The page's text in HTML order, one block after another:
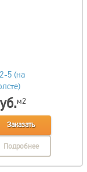
5 (на
м2
Заказать
Подробнее